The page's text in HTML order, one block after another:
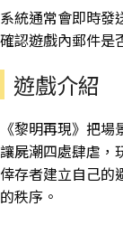
系統通常會即時發
確認遊戲內郵件是
遊戲介紹
《黎明再現》把
讓屍潮四處肆虐，
倖存者建立自己的
的秩序。